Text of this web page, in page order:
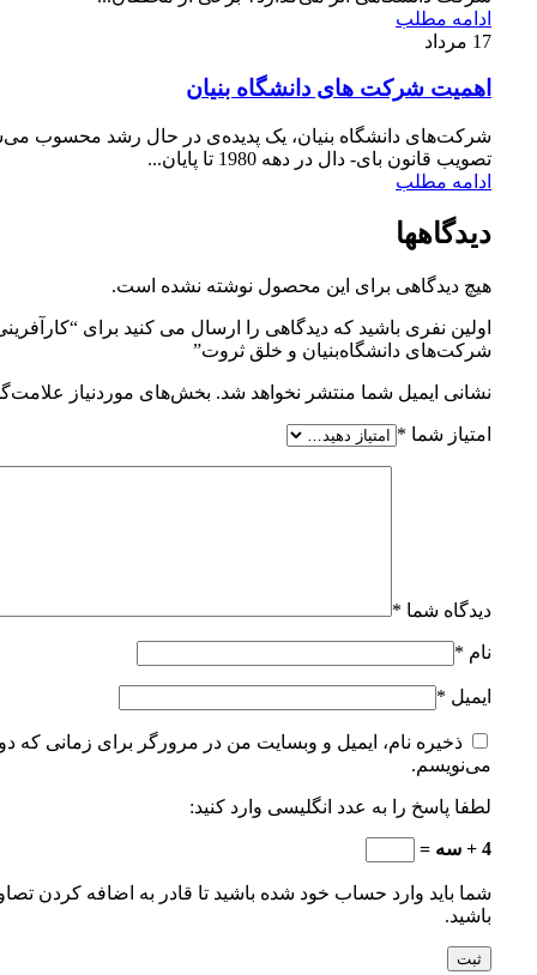
ادامه مطلب
17 مرداد
اهمیت شرکت‌ های دانشگاه بنیان
شرکت‌های دانشگاه بنیان، یک پدیده‌ی در حال رشد محسوب
تصویب قانون بای- دال در دهه 1980 تا پایان...
ادامه مطلب
دیدگاهها
هیچ دیدگاهی برای این محصول نوشته نشده است.
اولین نفری باشید که دیدگاهی را ارسال می کنید برای
شرکت‌‌های دانشگاه‌‌بنیان و خلق ثروت”
نشانی ایمیل شما منتشر نخواهد شد. بخش‌های موردنیاز
امتیاز شما *
دیدگاه شما *
نام *
ایمیل *
ذخیره نام، ایمیل و وبسایت من در مرورگر برای زمانی که
می‌نویسم.
لطفا پاسخ را به عدد انگلیسی وارد کنید:
4 + سه =
شما باید وارد حساب خود شده باشید تا قادر به اضافه کردن
باشید.